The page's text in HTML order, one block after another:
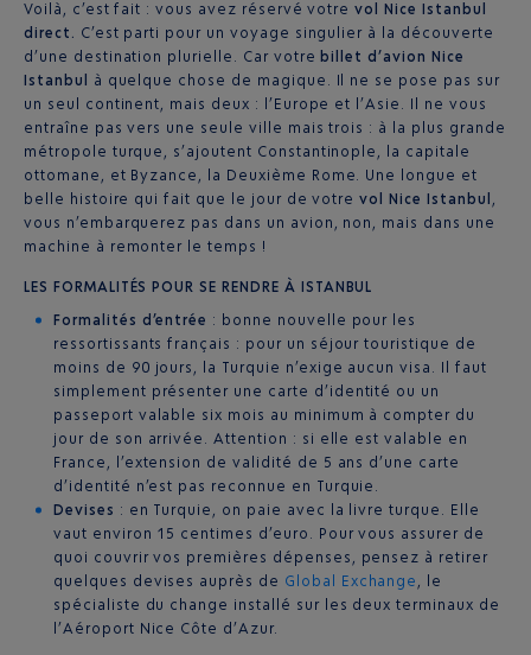
Voilà, c’est fait : vous avez réservé votrevol Nice Istanbul
direct. C’est parti pour un voyage singulier à la découverte
d’une destination plurielle. Car votre billet d’avion Nice
Istanbul
à quelque chose de magique. Il ne se pose pas sur
un seul continent, mais deux : l’Europe et l’Asie. Il ne vous
entraîne pas vers une seule ville mais trois : à la plus grande
métropole turque, s’ajoutent Constantinople, la capitale
ottomane, et Byzance, la Deuxième Rome. Une longue et
belle histoire qui fait que le jour de votrevol Nice Istanbul ,
vous n’embarquerez pas dans un avion, non, mais dans une
machine à remonter le temps !
LES FORMALITÉS POUR SE RENDRE À ISTANBUL
Formalités d’entrée : bonne nouvelle pour les
ressortissants français : pour un séjour touristique de
moins de 90 jours, la Turquie n’exige aucun visa. Il faut
simplement présenter une carte d’identité ou un
passeport valable six mois au minimum à compter du
jour de son arrivée. Attention : si elle est valable en
France, l’extension de validité de 5 ans d’une carte
d’identité n’est pas reconnue en Turquie.
Devises : en Turquie, on paie avec la livre turque. Elle
vaut environ 15 centimes d’euro. Pour vous assurer de
quoi couvrir vos premières dépenses, pensez à retirer
quelques devises auprès de Global Exchange , le
spécialiste du change installé sur les deux terminaux de
l’Aéroport Nice Côte d’Azur.